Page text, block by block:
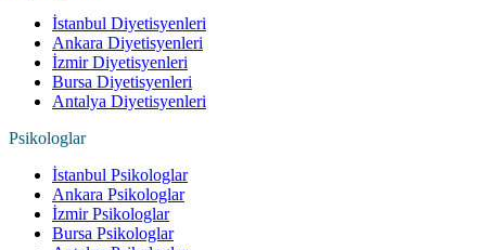
İstanbul Diyetisyenleri
Ankara Diyetisyenleri
İzmir Diyetisyenleri
Bursa Diyetisyenleri
Antalya Diyetisyenleri
Psikologlar
İstanbul Psikologlar
Ankara Psikologlar
İzmir Psikologlar
Bursa Psikologlar